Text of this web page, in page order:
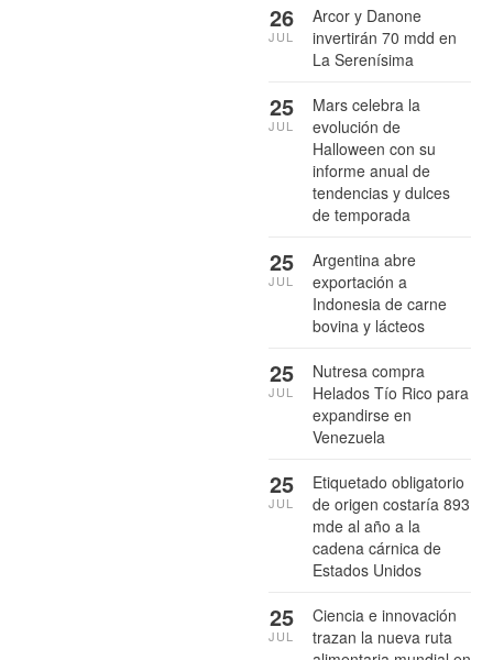
Arcor y Danone
invertirán 70 mdd en
La Serenísima
26
JUL
Mars celebra la
evolución de
Halloween con su
informe anual de
tendencias y dulces
de temporada
25
JUL
Argentina abre
exportación a
Indonesia de carne
bovina y lácteos
25
JUL
Nutresa compra
Helados Tío Rico para
expandirse en
Venezuela
25
JUL
Etiquetado obligatorio
de origen costaría 893
mde al año a la
cadena cárnica de
Estados Unidos
25
JUL
Ciencia e innovación
trazan la nueva ruta
25
JUL